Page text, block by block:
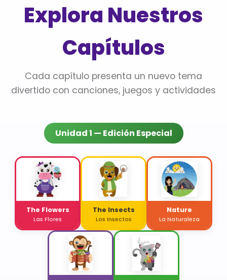
Explora Nuestros
Capítulos
Cada capítulo presenta un nuevo tema
divertido con canciones, juegos y actividades
Unidad 1 — Edición Especial
The Flowers
Las Flores
The Insects
Los Insectos
Nature
La Naturaleza